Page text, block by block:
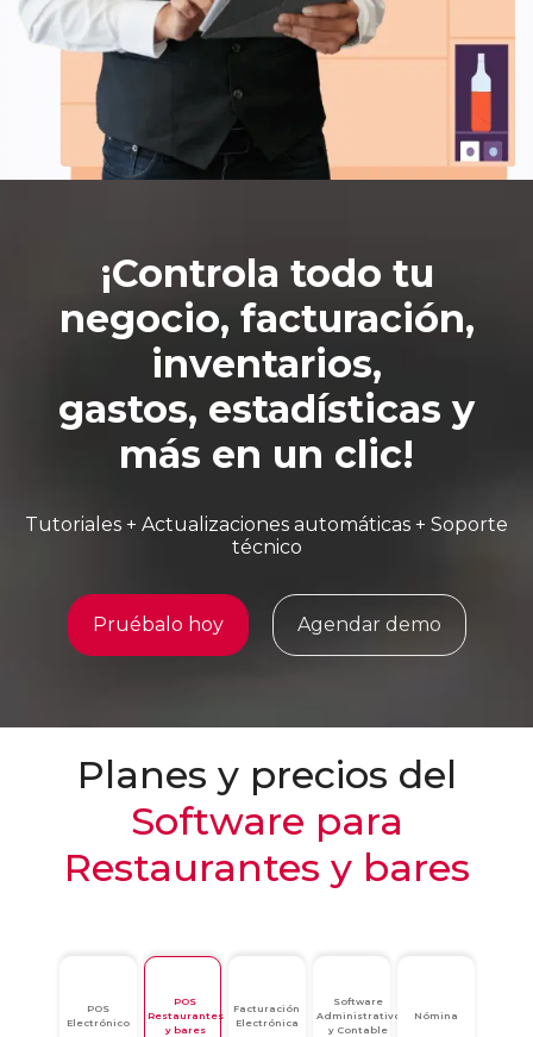
¡Controla todo tu
negocio, facturación,
inventarios,
gastos, estadísticas y
más en un clic!
Tutoriales + Actualizaciones automáticas + Soporte
técnico
Pruébalo hoy Agendar demo
Planes y precios del
Software para
Restaurantes y bares
POS
Electrónico
POS
Restaurantes
y bares
Facturación
Electrónica
Software
Administrativo
y Contable
Nómina